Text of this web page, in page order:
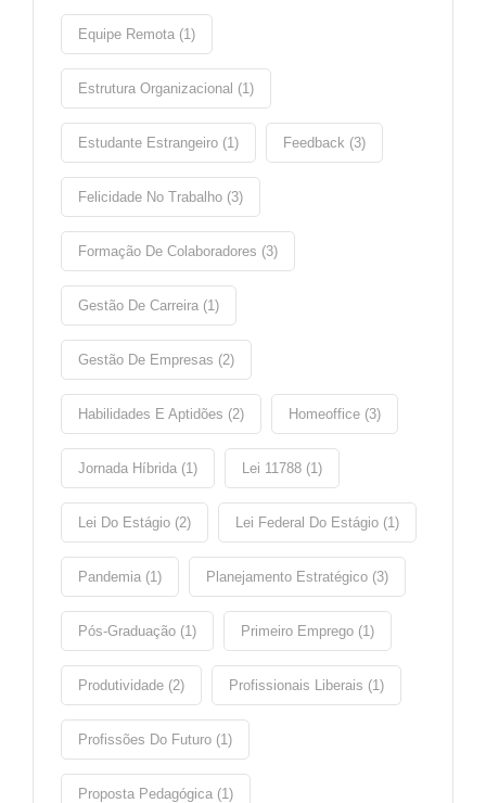
Equipe Remota (1)
Estrutura Organizacional (1)
Estudante Estrangeiro (1) Feedback (3)
Felicidade No Trabalho (3)
Formação De Colaboradores (3)
Gestão De Carreira (1)
Gestão De Empresas (2)
Habilidades E Aptidões (2) Homeoffice (3)
Jornada Híbrida (1) Lei 11788 (1)
Lei Do Estágio (2) Lei Federal Do Estágio (1)
Pandemia (1) Planejamento Estratégico (3)
Pós-Graduação (1) Primeiro Emprego (1)
Produtividade (2) Profissionais Liberais (1)
Profissões Do Futuro (1)
Proposta Pedagógica (1)